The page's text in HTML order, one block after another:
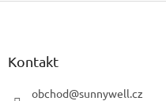
Z
Kontakt
obchod@sunnywell.cz